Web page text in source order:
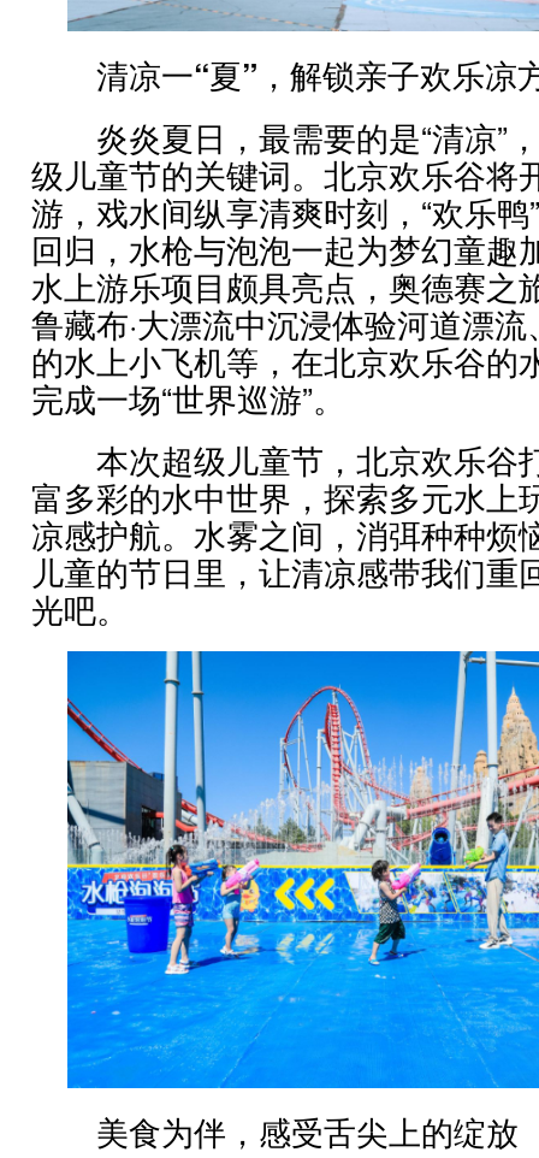
清凉一“夏”，解锁亲子欢乐凉
炎炎夏日，最需要的是“清凉”
级儿童节的关键词。北京欢乐谷将
游，戏水间纵享清爽时刻，“欢乐
回归，水枪与泡泡一起为梦幻童趣
水上游乐项目颇具亮点，奥德赛之
鲁藏布·大漂流中沉浸体验河道漂
的水上小飞机等，在北京欢乐谷的
完成一场“世界巡游”。
本次超级儿童节，北京欢乐谷
富多彩的水中世界，探索多元水上
凉感护航。水雾之间，消弭种种烦
儿童的节日里，让清凉感带我们重
光吧。
美食为伴，感受舌尖上的绽放